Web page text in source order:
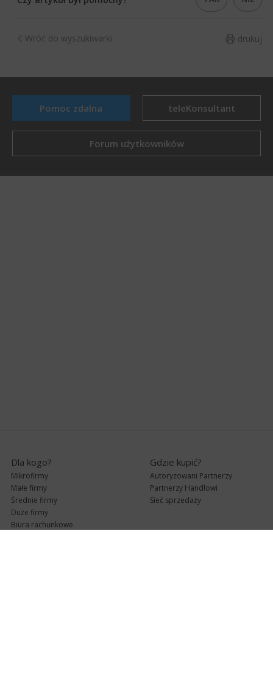
drukuj
Wróć do wyszukiwarki
Pomoc zdalna teleKonsultant
Forum użytkowników
Dla kogo?
Mikrofirmy
Małe firmy
Średnie firmy
Duże firmy
Biura rachunkowe
Gdzie kupić?
Autoryzowani Partnerzy
Partnerzy Handlowi
Sieć sprzedaży